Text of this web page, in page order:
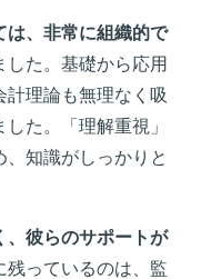
は、非常に組織的で
た。基礎から応用
理論も無理なく吸
た。「理解重視」
知識がしっかりと
、彼らのサポートが
残っているのは、監